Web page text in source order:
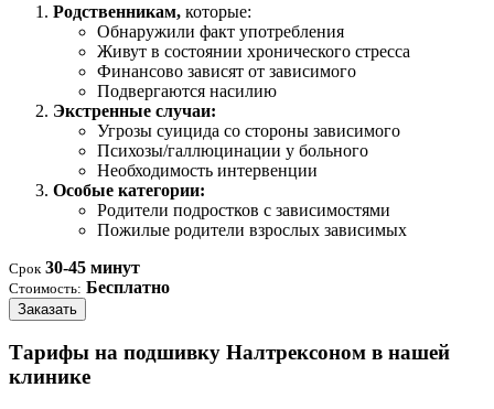
Родственникам, которые:
Обнаружили факт употребления
Живут в состоянии хронического стресса
Финансово зависят от зависимого
Подвергаются насилию
Экстренные случаи:
Угрозы суицида со стороны зависимого
Психозы/галлюцинации у больного
Необходимость интервенции
Особые категории:
Родители подростков с зависимостями
Пожилые родители взрослых зависимых
Срок 30-45 минут
Стоимость: Бесплатно
Заказать
Тарифы на подшивку Налтрексоном в нашей
клинике